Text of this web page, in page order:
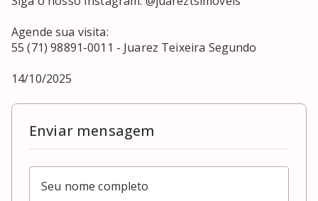
Agende sua visita:
55 (71) 98891-0011 - Juarez Teixeira Segundo
14/10/2025
Enviar mensagem